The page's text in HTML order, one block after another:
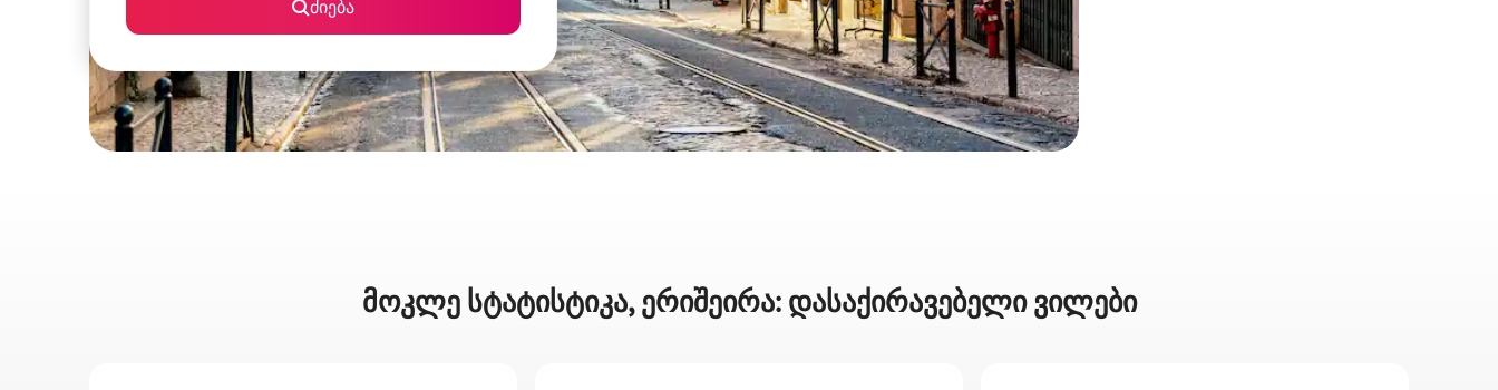
ძიება
მოკლე სტატისტიკა, ერიშეირა: დასაქირავებელი ვილები